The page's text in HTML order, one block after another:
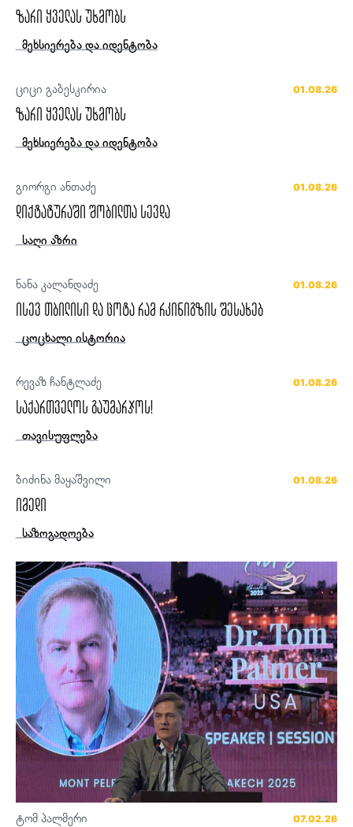
ზარი ყველას უხმობს
მეხსიერება და იდენტობა
ციცი გაბესკირია 01.08.26
ზარი ყველას უხმობს
მეხსიერება და იდენტობა
გიორგი ანთაძე 01.08.26
დიქტატურაში შობილთა სევდა
საღი აზრი
ნანა კალანდაძე 01.08.26
ისევ თბილისი და ცოტა რამ რკინიგზის შესახებ
ცოცხალი ისტორია
რევაზ ჩანტლაძე 01.08.26
საქართველოს გაუმარჯოს!
თავისუფლება
ბიძინა მაყაშვილი 01.08.26
იმედი
საზოგადოება
ტომ პალმერი 07.02.26